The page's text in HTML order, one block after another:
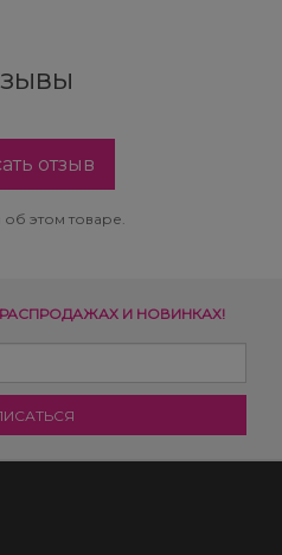
отзыв
об этом товаре.
И НОВИНКАХ!